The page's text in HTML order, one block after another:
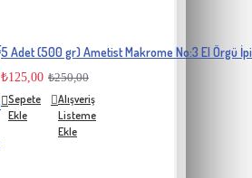
5 Adet (500 gr) Ametist Makrome No:3 El Örgü
₺125,00 ₺250,00
Sepete
Ekle
Alışveriş
Listeme
Ekle